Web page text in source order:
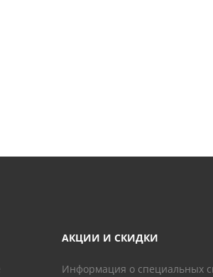
АКЦИИ И СКИДКИ
Информация о специальных